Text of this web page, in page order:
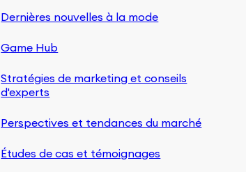
Dernières nouvelles à la mode
Game Hub
Stratégies de marketing et conseils
d'experts
Perspectives et tendances du marché
Études de cas et témoignages